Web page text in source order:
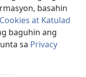
basahin
at Katulad
baguhin ang
sa Privacy
Society of Pennsylvania.